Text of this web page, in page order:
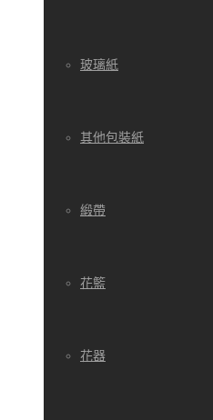
玻璃紙
其他包裝紙
緞帶
花籃
花器